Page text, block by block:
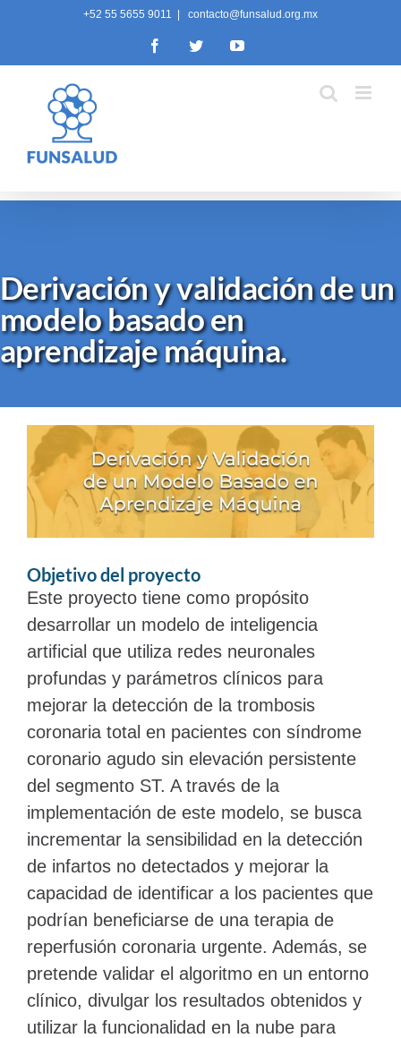
+52 55 5655 9011 contacto@funsalud.org.mx
FacebookTwitterYouTube
Derivación y validación de un
modelo basado en
aprendizaje máquina.
Objetivo del proyecto
Este proyecto tiene como propósito
desarrollar un modelo de inteligencia
artificial que utiliza redes neuronales
profundas y parámetros clínicos para
mejorar la detección de la trombosis
coronaria total en pacientes con síndrome
coronario agudo sin elevación persistente
del segmento ST. A través de la
implementación de este modelo, se busca
incrementar la sensibilidad en la detección
de infartos no detectados y mejorar la
capacidad de identificar a los pacientes que
podrían beneficiarse de una terapia de
reperfusión coronaria urgente. Además, se
pretende validar el algoritmo en un entorno
clínico, divulgar los resultados obtenidos y
utilizar la funcionalidad en la nube para